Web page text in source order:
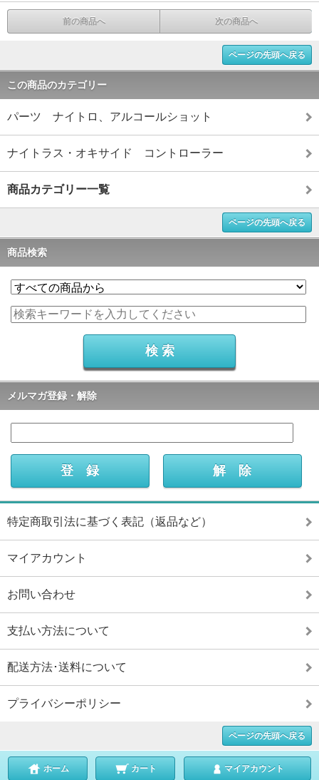
前の商品へ 次の商品へ
ページの先頭へ戻る
この商品のカテゴリー
パーツ ナイトロ、アルコールショット
ナイトラス・オキサイド コントローラー
商品カテゴリー一覧
ページの先頭へ戻る
商品検索
メルマガ登録・解除
特定商取引法に基づく表記（返品など）
マイアカウント
お問い合わせ
支払い方法について
配送方法･送料について
プライバシーポリシー
ページの先頭へ戻る
ホーム カート マイアカウント